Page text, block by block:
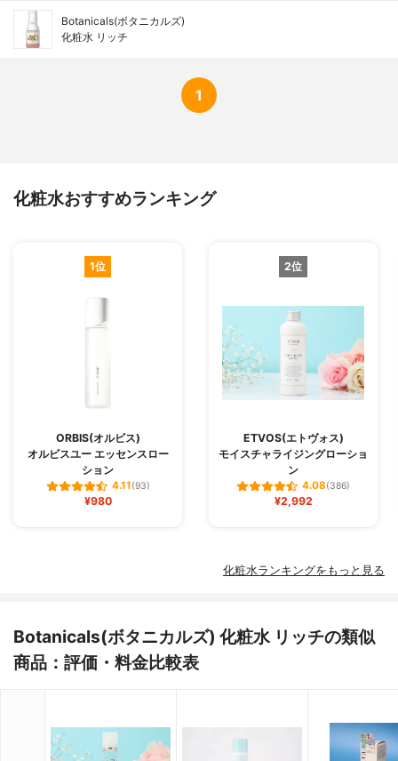
Botanicals(ボタニカルズ)
化粧水 リッチ
1
化粧水おすすめランキング
1位
ORBIS(オルビス)
オルビスユー エッセンスロー
ション
4.11(93)
¥980
2位
ETVOS(エトヴォス)
モイスチャライジングローショ
ン
4.08(386)
¥2,992
化粧水ランキングをもっと見る
Botanicals(ボタニカルズ) 化粧水 リッチの類似
商品：評価・料金比較表